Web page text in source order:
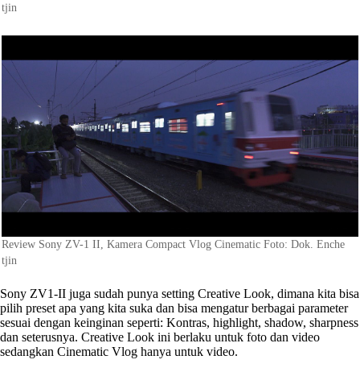
tjin
Review Sony ZV-1 II, Kamera Compact Vlog Cinematic Foto: Dok. Enche
tjin
Sony ZV1-II juga sudah punya setting Creative Look, dimana kita bisa
pilih preset apa yang kita suka dan bisa mengatur berbagai parameter
sesuai dengan keinginan seperti: Kontras, highlight, shadow, sharpness
dan seterusnya. Creative Look ini berlaku untuk foto dan video
sedangkan Cinematic Vlog hanya untuk video.